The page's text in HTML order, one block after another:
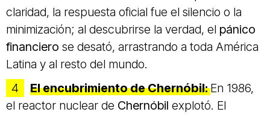
claridad, la respuesta oficial fue el silencio o la
minimización; al descubrirse la verdad, el pánico
financiero se desató, arrastrando a toda América
Latina y al resto del mundo.
El encubrimiento de Chernóbil: En 1986,
el reactor nuclear de Chernóbil explotó. El